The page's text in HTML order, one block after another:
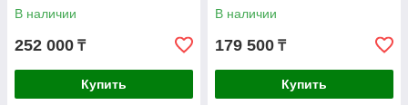
В наличии
252 000 ₸
Купить
В наличии
179 500 ₸
Купить